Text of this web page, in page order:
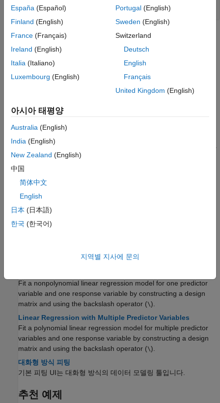
회귀 및 예측
도움말 항목
통계량
Compute Mean, Median, and Other Descriptive Statistics
Summarize data by computing one or more simple descriptive
Get data insights by computing and visualizing global, moving,
and cumulative statistics.
2차원 플롯에서 기본 통계량 탐색하기
데이터 통계량 툴을 사용하여, 2차원으로 플로팅된 데이터에 대한
기술 통계량을 계산하고, 시각화하고, 저장하여 데이터를 대화형
방식으로 요약합니다.
회귀 및 예측
공분산과 상관 계수는 변수 간의 선형 관계를 설명하는 데 도움이
됩니다.
대해 1차 선형 회귀 모델과 2차 선형 회귀 모델을 피팅 및 평가
Fit a nonpolynomial linear regression model for one predictor
variable and one response variable by constructing a design
matrix and using the backslash operator (\).
Linear Regression with Multiple Predictor Variables
Fit a polynomial linear regression model for multiple predictor
variables and one response variable by constructing a design
matrix and using the backslash operator (\).
대화형 방식 피팅
기본 피팅 UI는 대화형 방식의 데이터 모델링 툴입니다.
추천 예제
España (Español)
Finland (English)
France (Français)
Ireland (English)
Italia (Italiano)
Luxembourg (English)
Portugal(English)
Sweden (English)
Switzerland
Deutsch
English
Français
United Kingdom (English)
아시아 태평양
Australia (English)
India (English)
New Zealand (English)
中国
简体中文
English
日本 (日本語)
한국 (한국어)
지역별 지사에 문의